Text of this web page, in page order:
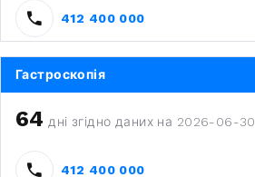
412 400 000
Гастроскопія
64 дні згідно даних на 2026-06-30
412 400 000